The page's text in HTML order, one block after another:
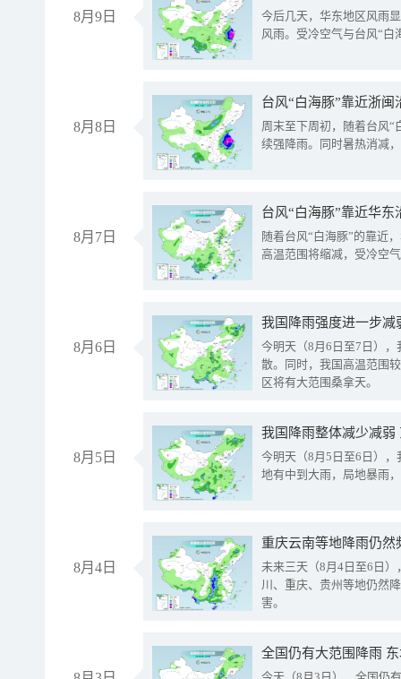
8月9日
今后几天，华东地区风雨
风雨。受冷空气与台风“白
8月8日
台风“白海豚”靠近浙
周末至下周初，随着台风“
续强降雨。同时暑热消减
8月7日
台风“白海豚”靠近华
随着台风“白海豚”的靠近
高温范围将缩减，受冷空
8月6日
今明天（8月6日至7日）
散。同时，我国高温范围
区将有大范围桑拿天。
8月5日
我国降雨整体减少减弱
今明天（8月5日至6日）
地有中到大雨，局地暴雨
8月4日
重庆云南等地降雨仍然
未来三天（8月4日至6日
川、重庆、贵州等地仍然
害。
全国仍有大范围降雨